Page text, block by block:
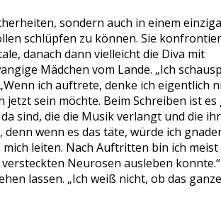
sondern auch in einem
schlüpfen zu können. Sie
danach dann vielleicht die Diva mit
Mädchen vom Lande. „Ich
ich auftrete, denke ich eigentlich
sein möchte. Beim Schreiben ist es
sind, die die Musik verlangt und die
wenn es das täte, würde ich
leiten. Nach Auftritten bin ich meist
Neurosen ausleben
lassen. „Ich weiß nicht, ob das